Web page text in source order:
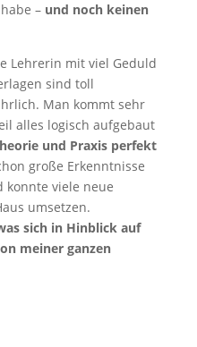
– und noch keinen
Lehrerin mit viel Geduld
sind toll
Man kommt sehr
alles logisch aufgebaut
und Praxis perfekt
große Erkenntnisse
konnte viele neue
umsetzen.
sich in Hinblick auf
meiner ganzen